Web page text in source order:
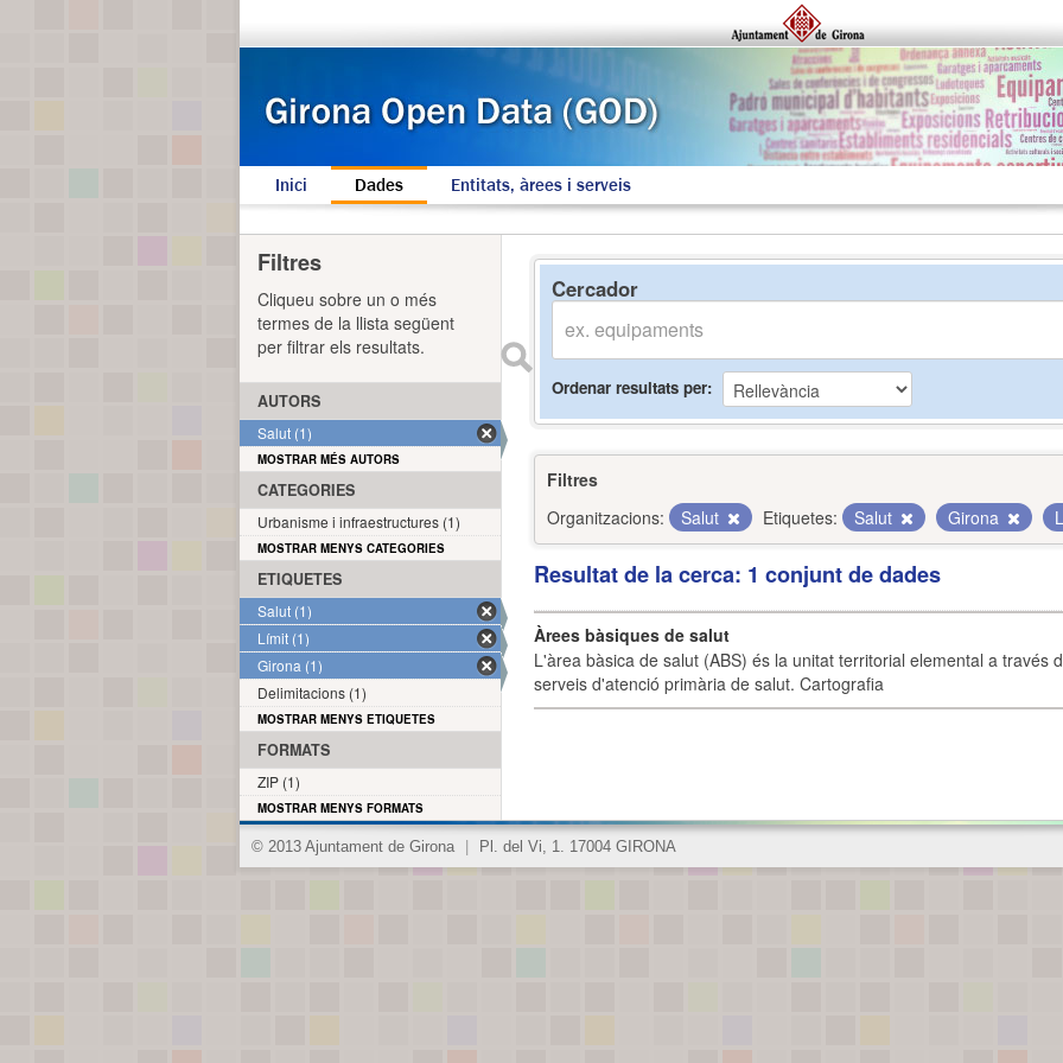
Inici Dades Entitats, àrees i serveis
Cercador
Ordenar resultats per
Filtres
Organitzacions:
Salut Etiquetes: Salut Girona
Resultat de la cerca: 1 conjunt de dades
Àrees bàsiques de salut
L'àrea bàsica de salut (ABS) és la unitat territorial elemental a través
serveis d'atenció primària de salut. Cartografia
Filtres
Cliqueu sobre un o més
termes de la llista següent
per filtrar els resultats.
AUTORS
Salut (1)
MOSTRAR MÉS AUTORS
CATEGORIES
Urbanisme i infraestructures (1)
MOSTRAR MENYS CATEGORIES
ETIQUETES
Salut (1)
Límit (1)
Girona (1)
Delimitacions (1)
MOSTRAR MENYS ETIQUETES
FORMATS
ZIP (1)
MOSTRAR MENYS FORMATS
© 2013 Ajuntament de Girona Pl. del Vi, 1. 17004 GIRONA